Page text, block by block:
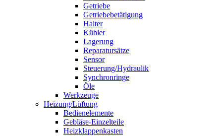
Getriebe
Getriebebetätigung
Halter
Kühler
Lagerung
Reparatursätze
Sensor
Steuerung/Hydraulik
Synchronringe
Öle
Werkzeuge
Heizung/Lüftung
Bedienelemente
Gebläse-Einzelteile
Heizklappenkasten